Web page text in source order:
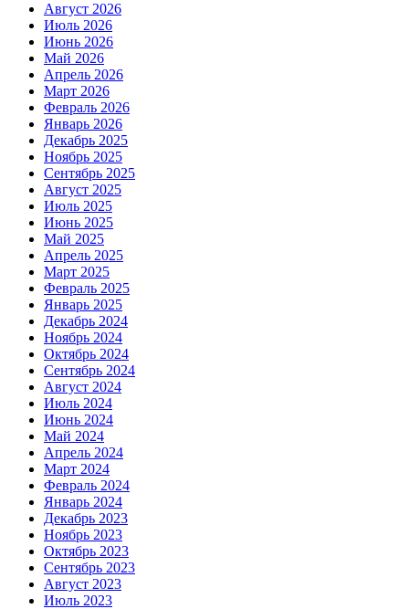
Август 2026
Июль 2026
Июнь 2026
Май 2026
Апрель 2026
Март 2026
Февраль 2026
Январь 2026
Декабрь 2025
Ноябрь 2025
Сентябрь 2025
Август 2025
Июль 2025
Июнь 2025
Май 2025
Апрель 2025
Март 2025
Февраль 2025
Январь 2025
Декабрь 2024
Ноябрь 2024
Октябрь 2024
Сентябрь 2024
Август 2024
Июль 2024
Июнь 2024
Май 2024
Апрель 2024
Март 2024
Февраль 2024
Январь 2024
Декабрь 2023
Ноябрь 2023
Октябрь 2023
Сентябрь 2023
Август 2023
Июль 2023